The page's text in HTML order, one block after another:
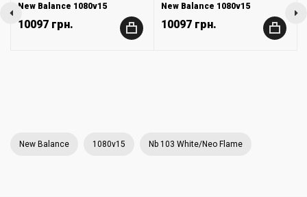
New Balance 1080v15
10097 грн. +
New Balance 1080v15
10097 грн. +
New Balance 1080v15 Nb 103 White/Neo Flame